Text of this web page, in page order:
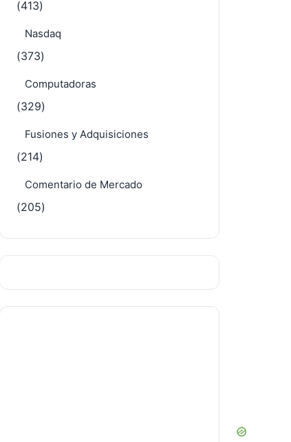
(413)
Nasdaq
(373)
Computadoras
(329)
Fusiones y Adquisiciones
(214)
Comentario de Mercado
(205)